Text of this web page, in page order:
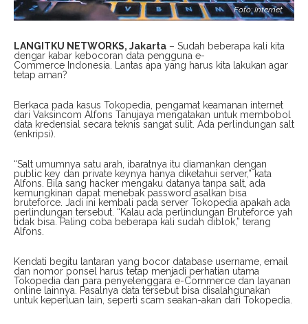
Foto: Internet
LANGITKU NETWORKS, Jakarta – Sudah beberapa kali kita
dengar kabar kebocoran data pengguna e-
Commerce Indonesia. Lantas apa yang harus kita lakukan agar
tetap aman?
Berkaca pada kasus Tokopedia, pengamat keamanan internet
dari Vaksincom Alfons Tanujaya mengatakan untuk membobol
data kredensial secara teknis sangat sulit. Ada perlindungan salt
(enkripsi).
“Salt umumnya satu arah, ibaratnya itu diamankan dengan
public key dan private keynya hanya diketahui server,” kata
Alfons. Bila sang hacker mengaku datanya tanpa salt, ada
kemungkinan dapat menebak password asalkan bisa
bruteforce. Jadi ini kembali pada server Tokopedia apakah ada
perlindungan tersebut. “Kalau ada perlindungan Bruteforce yah
tidak bisa. Paling coba beberapa kali sudah diblok,” terang
Alfons.
Kendati begitu lantaran yang bocor database username, email
dan nomor ponsel harus tetap menjadi perhatian utama
Tokopedia dan para penyelenggara e-Commerce dan layanan
online lainnya. Pasalnya data tersebut bisa disalahgunakan
untuk keperluan lain, seperti scam seakan-akan dari Tokopedia.